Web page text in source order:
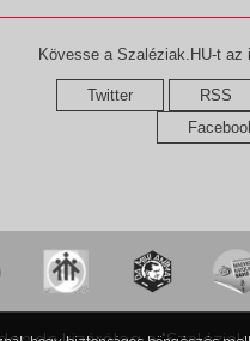
Kövesse a Szaléziak.HU-t az
Twitter RSS